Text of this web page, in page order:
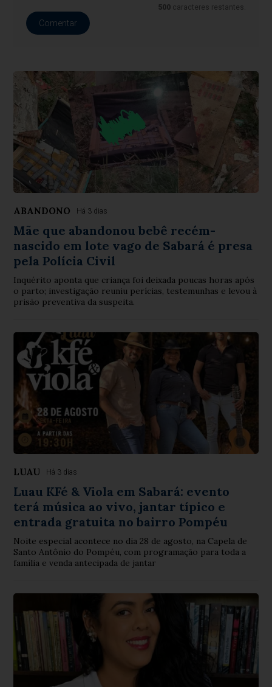
500 caracteres restantes.
Comentar
ABANDONO Há 3 dias
Mãe que abandonou bebê recém-
nascido em lote vago de Sabará é presa
pela Polícia Civil
Inquérito aponta que criança foi deixada poucas horas após
o parto; investigação reuniu perícias, testemunhas e levou à
prisão preventiva da suspeita.
LUAU Há 3 dias
Luau KFé & Viola em Sabará: evento
terá música ao vivo, jantar típico e
entrada gratuita no bairro Pompéu
Noite especial acontece no dia 28 de agosto, na Capela de
Santo Antônio do Pompéu, com programação para toda a
família e venda antecipada de jantar